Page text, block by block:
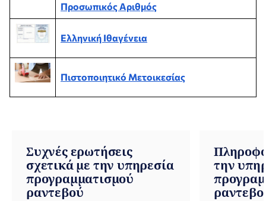
Προσωπικός Αριθμός
Ελληνική Ιθαγένεια
Πιστοποιητικό Μετοικεσίας
Συχνές ερωτήσεις
σχετικά με την υπηρεσία
προγραμματισμού
ραντεβού
την